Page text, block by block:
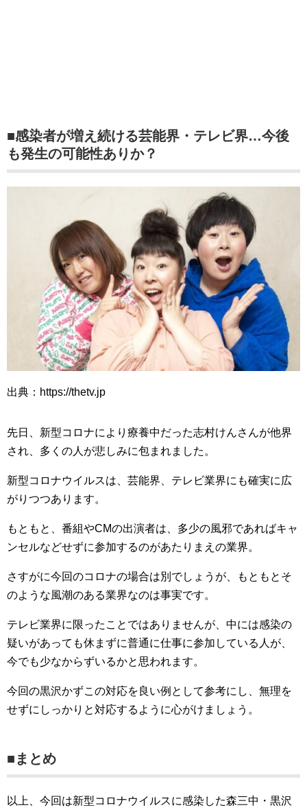
■感染者が増え続ける芸能界・テレビ界…今後
も発生の可能性ありか？
出典：https://thetv.jp
先日、新型コロナにより療養中だった志村けんさんが他界
され、多くの人が悲しみに包まれました。
新型コロナウイルスは、芸能界、テレビ業界にも確実に広
がりつつあります。
もともと、番組やCMの出演者は、多少の風邪であればキャ
ンセルなどせずに参加するのがあたりまえの業界。
さすがに今回のコロナの場合は別でしょうが、もともとそ
のような風潮のある業界なのは事実です。
テレビ業界に限ったことではありませんが、中には感染の
疑いがあっても休まずに普通に仕事に参加している人が、
今でも少なからずいるかと思われます。
今回の黒沢かずこの対応を良い例として参考にし、無理を
せずにしっかりと対応するように心がけましょう。
■まとめ
以上、今回は新型コロナウイルスに感染した森三中・黒沢